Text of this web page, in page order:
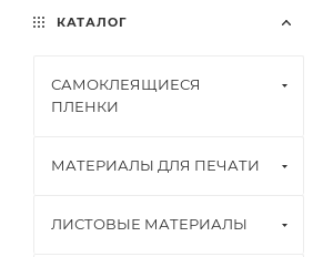
КАТАЛОГ
САМОКЛЕЯЩИЕСЯ
ПЛЕНКИ
МАТЕРИАЛЫ ДЛЯ ПЕЧАТИ
ЛИСТОВЫЕ МАТЕРИАЛЫ